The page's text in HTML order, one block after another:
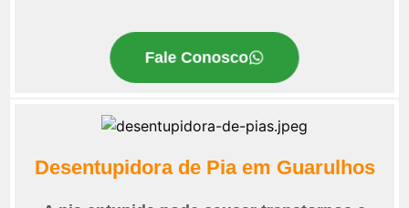
Fale Conosco
Desentupidora de Pia em Guarulhos